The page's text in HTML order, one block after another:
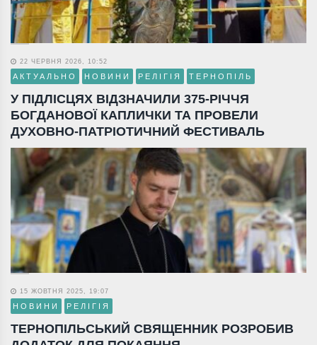
22 ЧЕРВНЯ 2026, 10:52
АКТУАЛЬНО НОВИНИ РЕЛІГІЯ ТЕРНОПІЛЬ
У ПІДЛІСЦЯХ ВІДЗНАЧИЛИ 375-РІЧЧЯ
БОГДАНОВОЇ КАПЛИЧКИ ТА ПРОВЕЛИ
ДУХОВНО-ПАТРІОТИЧНИЙ ФЕСТИВАЛЬ
15 ЖОВТНЯ 2025, 19:07
НОВИНИ РЕЛІГІЯ
ТЕРНОПІЛЬСЬКИЙ СВЯЩЕННИК РОЗРОБИВ